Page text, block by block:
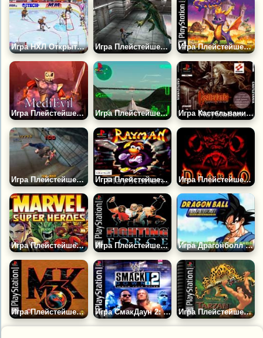
Игра НХЛ Открытие Льда 2 на 2 Челлендж | Плейстейшен Игра Плейстейшен: Дино Кризис Игра Плейстейшен: Спайро Дракон
Игра Плейстейшен: Медивал Игра Плейстейшен: Боевой Ас 3 Игра Кастельвания: Симфония Ночи | Плейстейшен
Игра Плейстейшен: Тони Хоук Про Скейтер Игра Плейстейшен: Рейман Игра Плейстейшен: Диабло
Игра Плейстейшен: Марвел Супер Герои Игра Плейстейшен: Боевая Сила Игра Драгонболл ГТ: Финальный Поединок | Плейстейшен
Игра Плейстейшен: Мортал Комбат 3 Игра СмакДаун 2: Знай Свою Роль | Плейстейшен Игра Плейстейшен: Тарзан